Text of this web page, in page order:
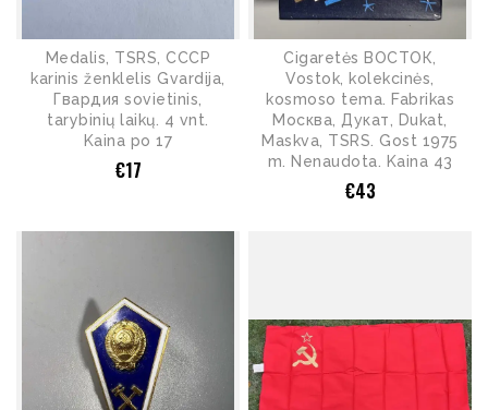
Medalis, TSRS, CCCP
karinis ženklelis Gvardija,
Гвардия sovietinis,
tarybinių laikų. 4 vnt.
Kaina po 17
€17
Cigaretės ВОСТОК,
Vostok, kolekcinės,
kosmoso tema. Fabrikas
Москва, Дукат, Dukat,
Maskva, TSRS. Gost 1975
m. Nenaudota. Kaina 43
€43